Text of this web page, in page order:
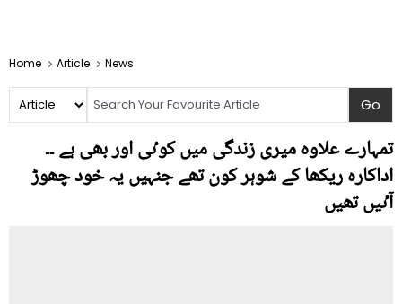
Home Article News
تمہارے علاوہ میری زندگی میں کوٸی اور بھی ہے ۔۔
اداکارہ ریکھا کے شوہر کون تھے جنہیں یہ خود چھوڑ
آٸیں تھیں